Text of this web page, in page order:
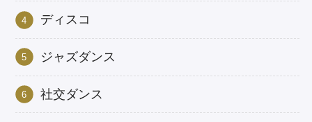
ディスコ
ジャズダンス
社交ダンス